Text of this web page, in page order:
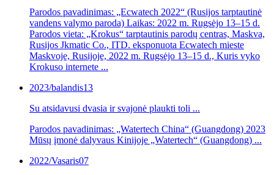
Parodos pavadinimas: „Ecwatech 2022“ (Rusijos tarptautinė
vandens valymo paroda) Laikas: 2022 m. Rugsėjo 13–15 d.
Parodos vieta: „Krokus“ tarptautinis parodų centras, Maskva,
Rusijos Jkmatic Co., ITD. eksponuota Ecwatech mieste
Maskvoje, Rusijoje, 2022 m. Rugsėjo 13–15 d., Kuris vyko
Krokuso internete ...
2023/balandis13
Su atsidavusi dvasia ir svajonė plaukti toli ...
Parodos pavadinimas: „Watertech China“ (Guangdong) 2023
Mūsų įmonė dalyvaus Kinijoje „Watertech“ (Guangdong) ...
2022/Vasaris07